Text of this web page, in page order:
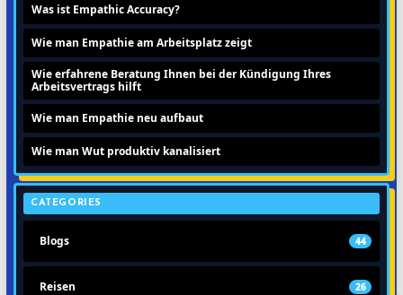
Was ist Empathic Accuracy?
Wie man Empathie am Arbeitsplatz zeigt
Wie erfahrene Beratung Ihnen bei der Kündigung Ihres
Arbeitsvertrags hilft
Wie man Empathie neu aufbaut
Wie man Wut produktiv kanalisiert
CATEGORIES
Blogs 44
Reisen 26